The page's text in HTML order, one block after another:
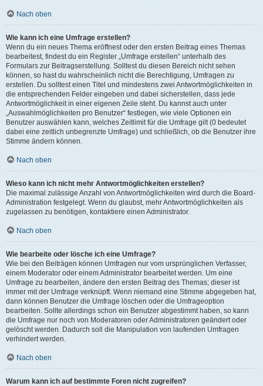
Nach oben
Wie kann ich eine Umfrage erstellen?
Wenn du ein neues Thema eröffnest oder den ersten Beitrag eines Themas
bearbeitest, findest du ein Register „Umfrage erstellen“ unterhalb des
Formulars zur Beitragserstellung. Solltest du diesen Bereich nicht sehen
können, so hast du wahrscheinlich nicht die Berechtigung, Umfragen zu
erstellen. Du solltest einen Titel und mindestens zwei Antwortmöglichkeiten in
die entsprechenden Felder eingeben und dabei sicherstellen, dass jede
Antwortmöglichkeit in einer eigenen Zeile steht. Du kannst auch unter
„Auswahlmöglichkeiten pro Benutzer“ festlegen, wie viele Optionen ein
Benutzer auswählen kann, welches Zeitlimit für die Umfrage gilt (0 bedeutet
dabei eine zeitlich unbegrenzte Umfrage) und schließlich, ob die Benutzer ihre
Stimme ändern können.
Nach oben
Wieso kann ich nicht mehr Antwortmöglichkeiten erstellen?
Die maximal zulässige Anzahl von Antwortmöglichkeiten wird durch die Board-
Administration festgelegt. Wenn du glaubst, mehr Antwortmöglichkeiten als
zugelassen zu benötigen, kontaktiere einen Administrator.
Nach oben
Wie bearbeite oder lösche ich eine Umfrage?
Wie bei den Beiträgen können Umfragen nur vom ursprünglichen Verfasser,
einem Moderator oder einem Administrator bearbeitet werden. Um eine
Umfrage zu bearbeiten, ändere den ersten Beitrag des Themas; dieser ist
immer mit der Umfrage verknüpft. Wenn niemand eine Stimme abgegeben hat,
dann können Benutzer die Umfrage löschen oder die Umfrageoption
bearbeiten. Sollte allerdings schon ein Benutzer abgestimmt haben, so kann
die Umfrage nur noch von Moderatoren oder Administratoren geändert oder
gelöscht werden. Dadurch soll die Manipulation von laufenden Umfragen
verhindert werden.
Nach oben
Warum kann ich auf bestimmte Foren nicht zugreifen?